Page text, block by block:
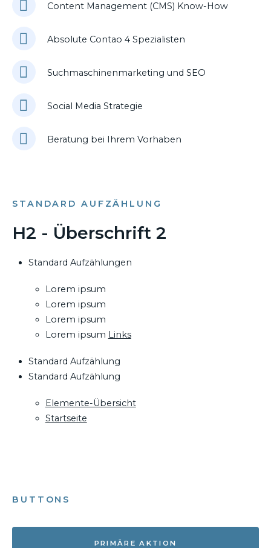
Content Management (CMS) Know-How
Absolute Contao 4 Spezialisten
Suchmaschinenmarketing und SEO
Social Media Strategie
Beratung bei Ihrem Vorhaben
STANDARD AUFZÄHLUNG
H2 - Überschrift 2
Standard Aufzählungen
Lorem ipsum
Lorem ipsum
Lorem ipsum
Lorem ipsum Links
Standard Aufzählung
Standard Aufzählung
Elemente-Übersicht
Startseite
BUTTONS
PRIMÄRE AKTION